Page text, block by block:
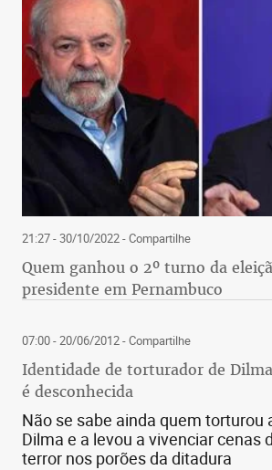
21:27 - 30/10/2022- Compartilhe
Quem ganhou o 2º turno da
presidente em Pernambuco
07:00 - 20/06/2012- Compartilhe
Identidade de torturador de
é desconhecida
Não se sabe ainda quem torturou
Dilma e a levou a vivenciar cenas
terror nos porões da ditadura